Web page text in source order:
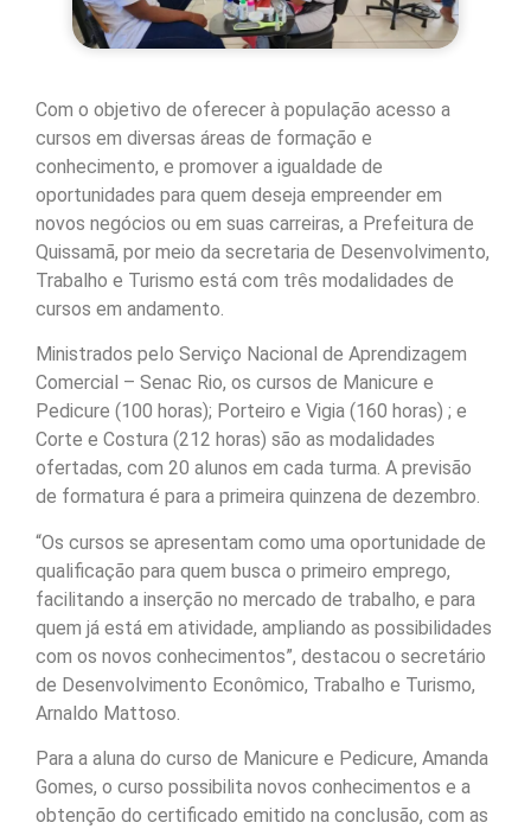
Com o objetivo de oferecer à população acesso a
cursos em diversas áreas de formação e
conhecimento, e promover a igualdade de
oportunidades para quem deseja empreender em
novos negócios ou em suas carreiras, a Prefeitura de
Quissamã, por meio da secretaria de Desenvolvimento,
Trabalho e Turismo está com três modalidades de
cursos em andamento.
Ministrados pelo Serviço Nacional de Aprendizagem
Comercial – Senac Rio, os cursos de Manicure e
Pedicure (100 horas); Porteiro e Vigia (160 horas) ; e
Corte e Costura (212 horas) são as modalidades
ofertadas, com 20 alunos em cada turma. A previsão
de formatura é para a primeira quinzena de dezembro.
“Os cursos se apresentam como uma oportunidade de
qualificação para quem busca o primeiro emprego,
facilitando a inserção no mercado de trabalho, e para
quem já está em atividade, ampliando as possibilidades
com os novos conhecimentos”, destacou o secretário
de Desenvolvimento Econômico, Trabalho e Turismo,
Arnaldo Mattoso.
Para a aluna do curso de Manicure e Pedicure, Amanda
Gomes, o curso possibilita novos conhecimentos e a
obtenção do certificado emitido na conclusão, com as